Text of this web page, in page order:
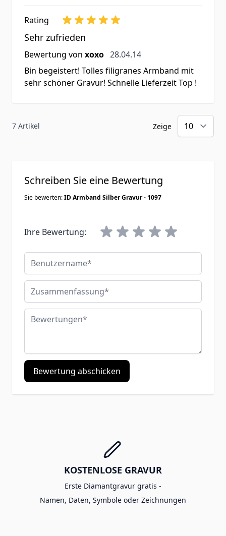
Rating
Sehr zufrieden
Bewertung von xoxo 28. April 2014
28.04.14
Bin begeistert! Tolles filigranes Armband mit
sehr schöner Gravur! Schnelle Lieferzeit Top !
7 Artikel Zeige
Schreiben Sie eine Bewertung
Sie bewerten:ID Armband Silber Gravur - 1097
Ihre Bewertung:
Benutzername
Zusammenfassung
Bewertungen
Bewertung abschicken
KOSTENLOSE GRAVUR
Erste Diamantgravur gratis -
Namen, Daten, Symbole oder Zeichnungen